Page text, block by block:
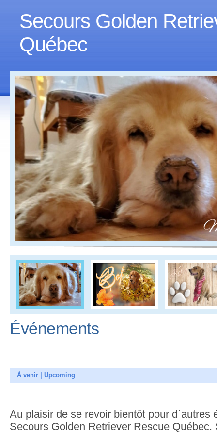
Secours Golden
Québec
Événements
À venir | Upcoming
Au plaisir de se revoir bientôt pour d`autres
Secours Golden Retriever Rescue Québec.